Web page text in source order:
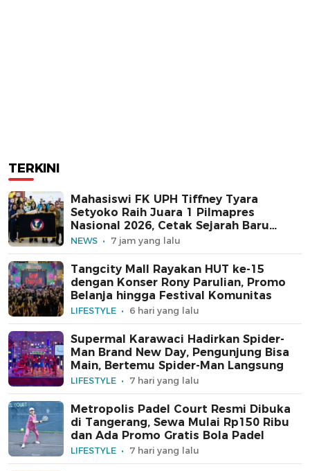
TERKINI
Mahasiswi FK UPH Tiffney Tyara
Setyoko Raih Juara 1 Pilmapres
Nasional 2026, Cetak Sejarah Baru
untuk Kampus Swasta
NEWS 7 jam yang lalu
Tangcity Mall Rayakan HUT ke-15
dengan Konser Rony Parulian, Promo
Belanja hingga Festival Komunitas
LIFESTYLE 6 hari yang lalu
Supermal Karawaci Hadirkan Spider-
Man Brand New Day, Pengunjung Bisa
Main, Bertemu Spider-Man Langsung
LIFESTYLE 7 hari yang lalu
Metropolis Padel Court Resmi Dibuka
di Tangerang, Sewa Mulai Rp150 Ribu
dan Ada Promo Gratis Bola Padel
LIFESTYLE 7 hari yang lalu